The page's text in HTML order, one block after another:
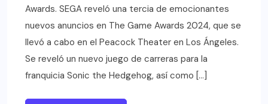
Awards. SEGA reveló una tercia de emocionantes
nuevos anuncios en The Game Awards 2024, que se
llevó a cabo en el Peacock Theater en Los Ángeles.
Se reveló un nuevo juego de carreras para la
franquicia Sonic the Hedgehog, así como […]